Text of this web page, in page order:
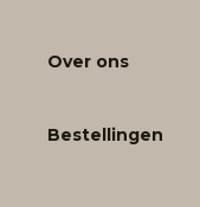
Over ons
Bestellingen